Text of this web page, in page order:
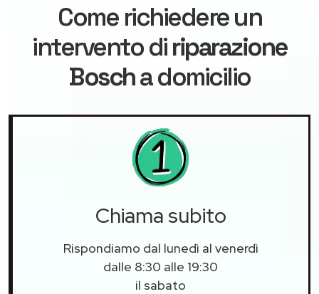
Come richiedere un
intervento diriparazione
Boscha domicilio
Chiama subito
Rispondiamo dal lunedì al venerdì
dalle 8:30 alle 19:30
il sabato